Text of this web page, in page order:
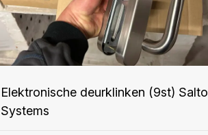
Elektronische deurklinken (9st) Salto
Systems